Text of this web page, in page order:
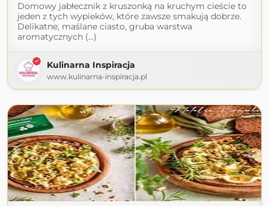
Domowy jabłecznik z kruszonką na kruchym cieście to
jeden z tych wypieków, które zawsze smakują dobrze.
Delikatne, maślane ciasto, gruba warstwa
aromatycznych (...)
Kulinarna Inspiracja
www.kulinarna-inspiracja.pl